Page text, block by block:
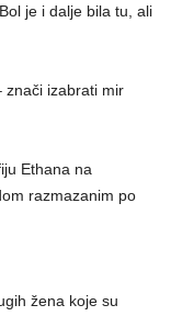
je i dalje bila tu, ali
znači izabrati mir
Ethana na
razmazanim po
žena koje su